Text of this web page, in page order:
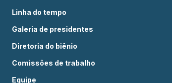
Linha do tempo
Galeria de presidentes
Diretoria do biênio
Comissões de trabalho
Equipe